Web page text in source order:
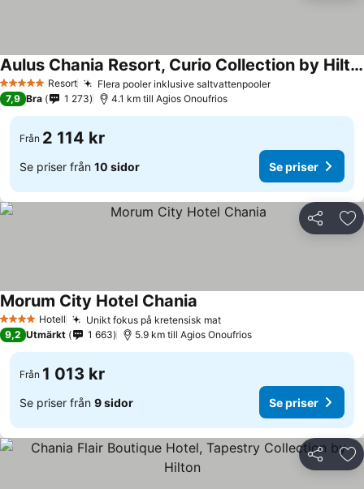
5 Stjärnor Resort Flera pooler inklusive saltvattenpooler
Aulus Chania Resort, Curio Collection by Hilton
7,9 Bra 1 273 4.1 km till Agios Onoufrios
Från 2 114 kr
Se priser från 10 sidor Se priser
Dela
4 StjärnorHotell Unikt fokus på kretensisk mat
Morum City Hotel Chania
9,2 Utmärkt 1 663 5.9 km till Agios Onoufrios
Från 1 013 kr
Se priser från 9 sidor Se priser
Dela